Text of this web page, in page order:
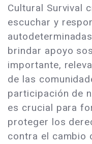
Cultural Survival
escuchar y
brindar apoyo
importante,
de las
participación de
es crucial para
proteger los
contra el cambio